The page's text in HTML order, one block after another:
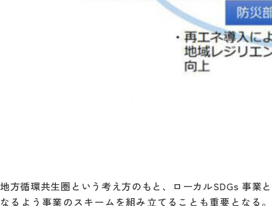
地方循環共生圏という考え方のもと、ローカルSDGs 事業と
なるよう事業のスキームを組み立てることも重要となる。